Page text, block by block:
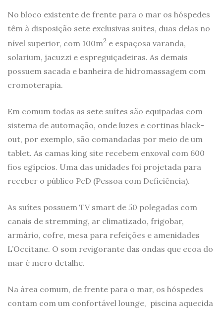
No bloco existente de frente para o mar os hóspedes
têm à disposição sete exclusivas suítes, duas delas no
nível superior, com 100m2 e espaçosa varanda,
solarium, jacuzzi e espreguiçadeiras. As demais
possuem sacada e banheira de hidromassagem com
cromoterapia.
Em comum todas as sete suítes são equipadas com
sistema de automação, onde luzes e cortinas black-
out, por exemplo, são comandadas por meio de um
tablet. As camas king site recebem enxoval com 600
fios egípcios. Uma das unidades foi projetada para
receber o público PcD (Pessoa com Deficiência).
As suítes possuem TV smart de 50 polegadas com
canais de stremming, ar climatizado, frigobar,
armário, cofre, mesa para refeições e amenidades
L’Occitane. O som revigorante das ondas que ecoa do
mar é mero detalhe.
Na área comum, de frente para o mar, os hóspedes
contam com um confortável lounge, piscina aquecida